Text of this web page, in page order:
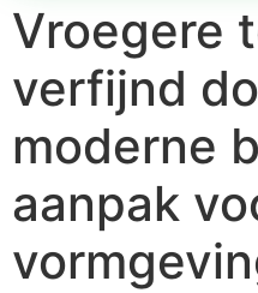
Vroegere
verfijnd
moderne
aanpak